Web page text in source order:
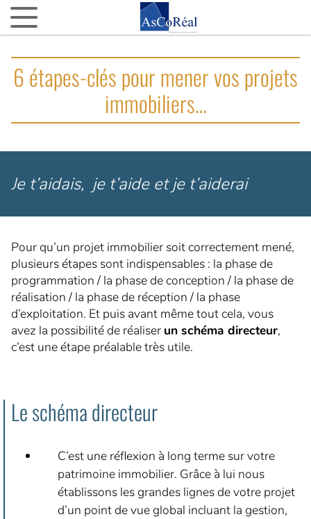
ASCOREAL
Asco…quoi ?
Nos agences d’AMO partout en France
Nos VIP (Very Important Partenaires)
Nos 15 ans
NOTRE ACTUALITÉ
L’actu d’AsCoRéal
La presse parle d’AsCoRéal
NOTRE BOÎTE À OUTILS
L’AMO ça sert à quoi ?
Avez-vous besoin d’un AMO ?
NOS RÉFÉRENCES
CARRIÈRE
5 bonnes raisons de nous rejoindre
Nos offres du moment
6 étapes-clés pour mener vos projets
immobiliers…
Je t’aidais, je t’aide et je t’aiderai
Pour qu’un projet immobilier soit correctement mené,
plusieurs étapes sont indispensables : la phase de
programmation / la phase de conception / la phase de
réalisation / la phase de réception / la phase
d’exploitation. Et puis avant même tout cela, vous
avez la possibilité de réaliser un schéma directeur,
c’est une étape préalable très utile.
Le schéma directeur
C’est une réflexion à long terme sur votre
patrimoine immobilier. Grâce à lui nous
établissons les grandes lignes de votre projet
d’un point de vue global incluant la gestion,